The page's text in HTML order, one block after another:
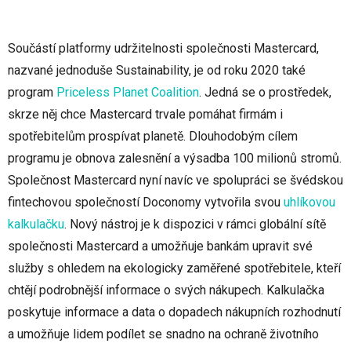
Součástí platformy udržitelnosti společnosti Mastercard,
nazvané jednoduše Sustainability, je od roku 2020 také
program Priceless Planet Coalition. Jedná se o prostředek,
skrze něj chce Mastercard trvale pomáhat firmám i
spotřebitelům prospívat planetě. Dlouhodobým cílem
programu je obnova zalesnění a výsadba 100 milionů stromů.
Společnost Mastercard nyní navíc ve spolupráci se švédskou
fintechovou společností Doconomy vytvořila svou uhlíkovou
kalkulačku. Nový nástroj je k dispozici v rámci globální sítě
společnosti Mastercard a umožňuje bankám upravit své
služby s ohledem na ekologicky zaměřené spotřebitele, kteří
chtějí podrobnější informace o svých nákupech. Kalkulačka
poskytuje informace a data o dopadech nákupních rozhodnutí
a umožňuje lidem podílet se snadno na ochraně životního